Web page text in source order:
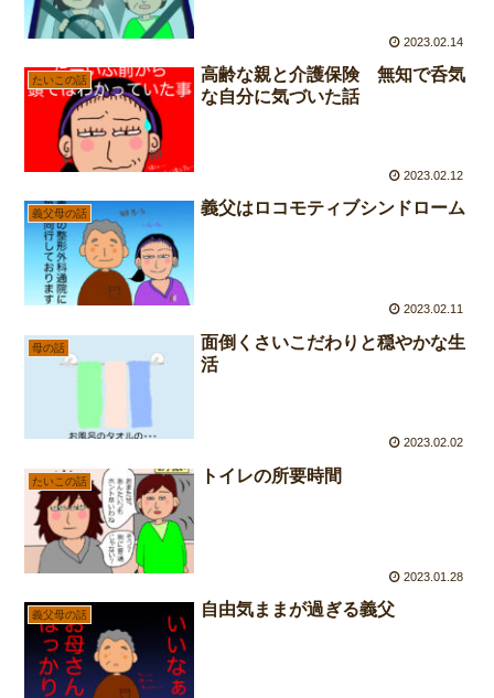
2023.02.14
たいこの話
高齢な親と介護保険 無知で呑気
な自分に気づいた話
2023.02.12
義父母の話 義父はロコモティブシンドローム
2023.02.11
母の話
面倒くさいこだわりと穏やかな生
活
2023.02.02
たいこの話 トイレの所要時間
2023.01.28
義父母の話 自由気ままが過ぎる義父